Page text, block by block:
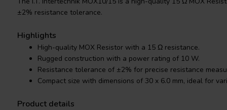
±2% resistance tolerance.
Highlights
High-quality MOX Resistor with a 15 Ω resistance.
Rugged construction with a power rating of 10 W.
Resistance tolerance of ±2% for precise resistance
Compact size with dimensions of 30 x 6.0 mm, ideal for
Product details